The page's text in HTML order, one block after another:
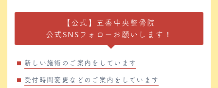
【公式】五香中央整骨院
公式SNSフォローお願いします！
新しい施術のご案内をしています
受付時間変更などのご案内をしています